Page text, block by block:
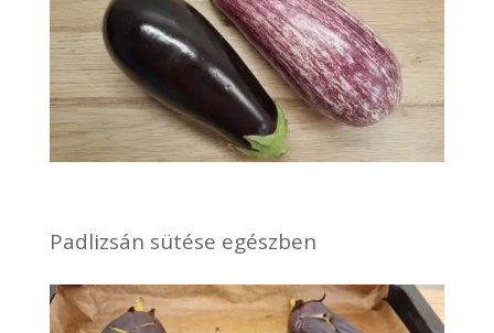
Padlizsán sütése egészben